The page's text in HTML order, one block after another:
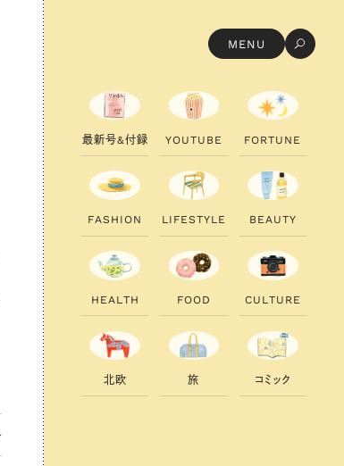
MENU
最新号&付録 YOUTU B E FORTU N E
FAS H ION LI FESTYLE B EAUTY
H EALTH FOOD CU LTU RE
北欧 旅 コ ミ ック